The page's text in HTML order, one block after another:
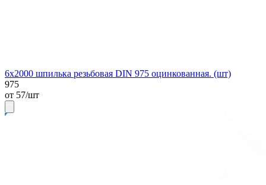
6х2000 шпилька резьбовая DIN 975 оцинкованная. (шт)
975
от 57/шт